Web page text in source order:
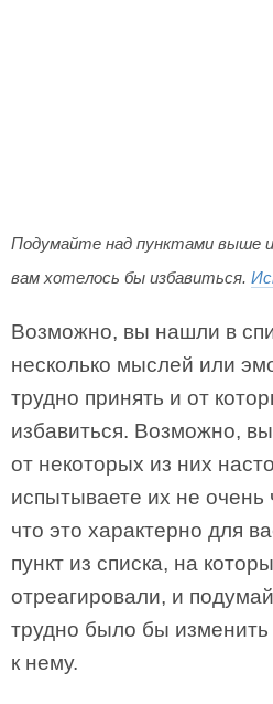
Подумайте над пунктами выше
вам хотелось бы избавиться.
Возможно, вы нашли в
несколько мыслей или
трудно принять и от
избавиться. Возможно,
от некоторых из них
испытываете их не очень
что это характерно для
пункт из списка, на
отреагировали, и
трудно было бы
к нему.